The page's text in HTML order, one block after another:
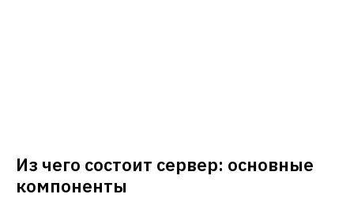
Из чего состоит сервер: основные
компоненты